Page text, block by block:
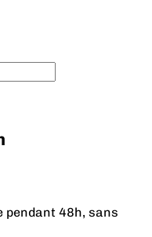
pendant 48h, sans